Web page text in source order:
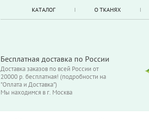
КАТАЛОГ О ТКАНЯХ
Бесплатная доставка по России
Доставка заказов по всей России от
20000 р. бесплатная! (подробности на
"Оплата и Доставка")
Мы находимся в г. Москва